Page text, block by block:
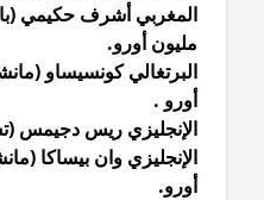
أورو.
ريس دجيمس (تشيلسي): 55 مليون أورو.